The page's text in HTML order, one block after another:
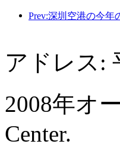
アドレス:
2008年オ
Center.